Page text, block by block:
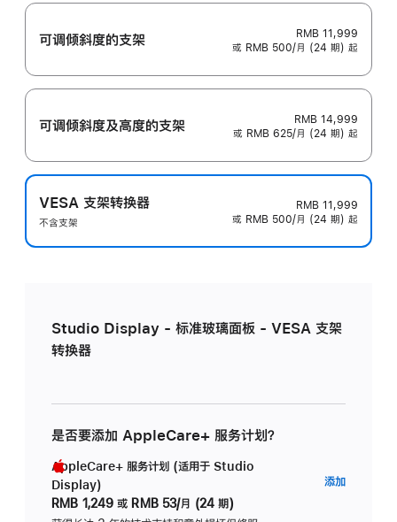
可调倾斜度的支架
RMB 11,999
或 RMB 500/月 (24 期) 起
可调倾斜度及高‍度的支‍架
RMB 14,999
或 RMB 625/月 (24 期) 起
VESA 支架转换器
不含支架
RMB 11,999
或 RMB 500/月 (24 期) 起
Studio Display - 标准玻璃面板 - VESA 支架
转换器
是否要添加 AppleCare+ 服务计划？
AppleCare+ 服务计划 (适用于 Studio
Display)
RMB 1,249 或 RMB 53/月 (24 期)
添加